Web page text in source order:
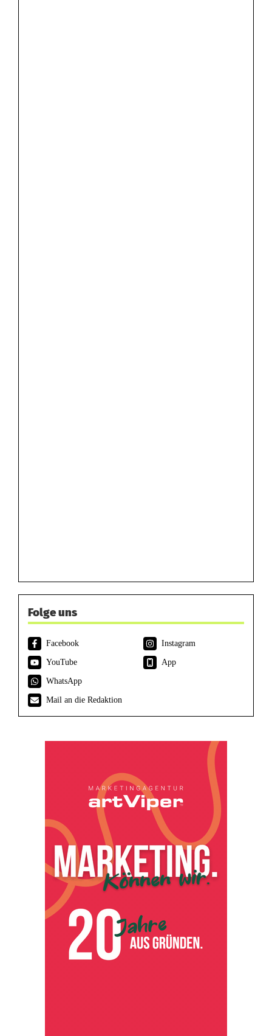
Folge uns
Facebook
Instagram
YouTube
App
WhatsApp
Mail an die Redaktion